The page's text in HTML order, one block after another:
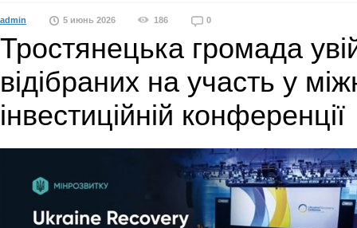
admin 5 июнь 2026 186 0
Тростянецька громада
відібраних на участь у
інвестиційній конференції